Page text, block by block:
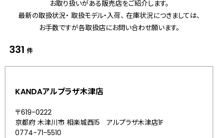
お取り扱いがある販売店をご紹介します。
最新の取扱状況・ 取扱モデル・入荷、 在庫状況につきましては、
お手数ですが各取扱店にお問い合わせ願います。
331 件
KANDAアルプラザ木津店
〒619-0222
京都府 木津川市 相楽城西15 アルプラザ木津店1F
0774-71-5510